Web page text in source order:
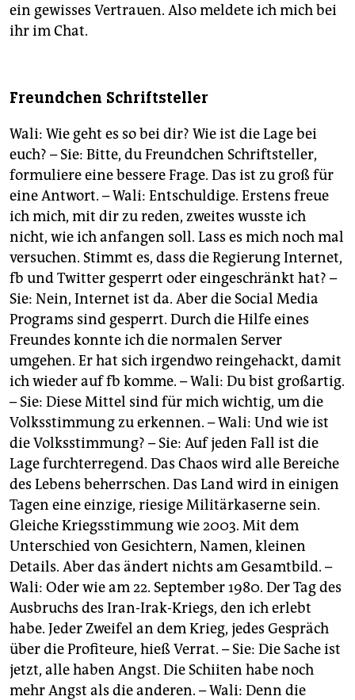
ein gewisses Vertrauen. Also meldete ich mich bei
ihr im Chat.
Freundchen Schriftsteller
Wali: Wie geht es so bei dir? Wie ist die Lage bei
euch? – Sie: Bitte, du Freundchen Schriftsteller,
formuliere eine bessere Frage. Das ist zu groß für
eine Antwort. – Wali: Entschuldige. Erstens freue
ich mich, mit dir zu reden, zweites wusste ich
nicht, wie ich anfangen soll. Lass es mich noch mal
versuchen. Stimmt es, dass die Regierung Internet,
fb und Twitter gesperrt oder eingeschränkt hat? –
Sie: Nein, Internet ist da. Aber die Social Media
Programs sind gesperrt. Durch die Hilfe eines
Freundes konnte ich die normalen Server
umgehen. Er hat sich irgendwo reingehackt, damit
ich wieder auf fb komme. – Wali: Du bist großartig.
– Sie: Diese Mittel sind für mich wichtig, um die
Volksstimmung zu erkennen. – Wali: Und wie ist
die Volksstimmung? – Sie: Auf jeden Fall ist die
Lage furchterregend. Das Chaos wird alle Bereiche
des Lebens beherrschen. Das Land wird in einigen
Tagen eine einzige, riesige Militärkaserne sein.
Gleiche Kriegsstimmung wie 2003. Mit dem
Unterschied von Gesichtern, Namen, kleinen
Details. Aber das ändert nichts am Gesamtbild. –
Wali: Oder wie am 22. September 1980. Der Tag des
Ausbruchs des Iran-Irak-Kriegs, den ich erlebt
habe. Jeder Zweifel an dem Krieg, jedes Gespräch
über die Profiteure, hieß Verrat. – Sie: Die Sache ist
jetzt, alle haben Angst. Die Schiiten habe noch
mehr Angst als die anderen. – Wali: Denn die